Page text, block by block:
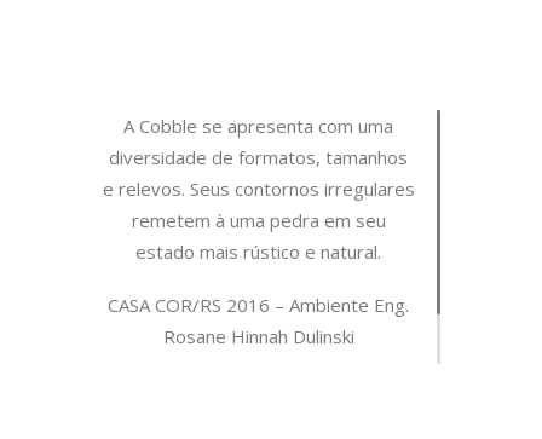
A Cobble se apresenta com uma
diversidade de formatos, tamanhos
e relevos. Seus contornos irregulares
remetem à uma pedra em seu
estado mais rústico e natural.
CASA COR/RS 2016 – Ambiente Eng.
Rosane Hinnah Dulinski